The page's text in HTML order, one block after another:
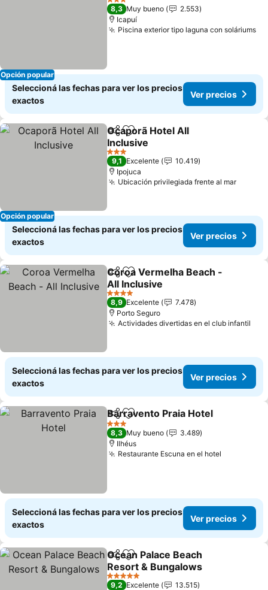
Opción popular
3 Estrellas
8,3 Muy bueno
2.553
Icapuí
Piscina exterior tipo laguna con soláriums
Seleccioná las fechas para ver los precios
exactos
Ver precios
Opción popular
CompartirAñadir a favoritos
Ocaporã Hotel All
Inclusive
3 Estrellas
9,1 Excelente
10.419
Ipojuca
Ubicación privilegiada frente al mar
Seleccioná las fechas para ver los precios
exactos
Ver precios
CompartirAñadir a favoritos
Coroa Vermelha Beach -
All Inclusive
4 Estrellas
8,9 Excelente
7.478
Porto Seguro
Actividades divertidas en el club infantil
Seleccioná las fechas para ver los precios
exactos
Ver precios
CompartirAñadir a favoritos
Barravento Praia Hotel
3 Estrellas
8,3 Muy bueno
3.489
Ilhéus
Restaurante Escuna en el hotel
Seleccioná las fechas para ver los precios
exactos
Ver precios
CompartirAñadir a favoritos
Ocean Palace Beach
Resort & Bungalows
5 Estrellas
9,2 Excelente
13.515